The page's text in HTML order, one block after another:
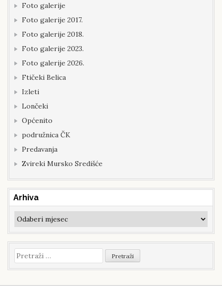
Foto galerije
Foto galerije 2017.
Foto galerije 2018.
Foto galerije 2023.
Foto galerije 2026.
Ftičeki Belica
Izleti
Lončeki
Općenito
podružnica ČK
Predavanja
Zvireki Mursko Središće
Arhiva
Arhiva
Pretraži: